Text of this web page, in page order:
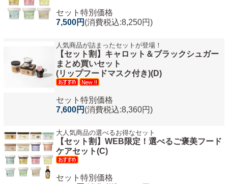
セット特別価格
7,500円 (消費税込:8,250円)
人気商品が詰まったセットが登場！
【セット割】キャロット＆ブラックシュガー
まとめ買いセット
(リップフードマスク付き)(D)
セット特別価格
7,600円 (消費税込:8,360円)
大人気商品の選べるお得なセット
【セット割】WEB限定！選べるご褒美フード
ケアセット(C)
セット特別価格